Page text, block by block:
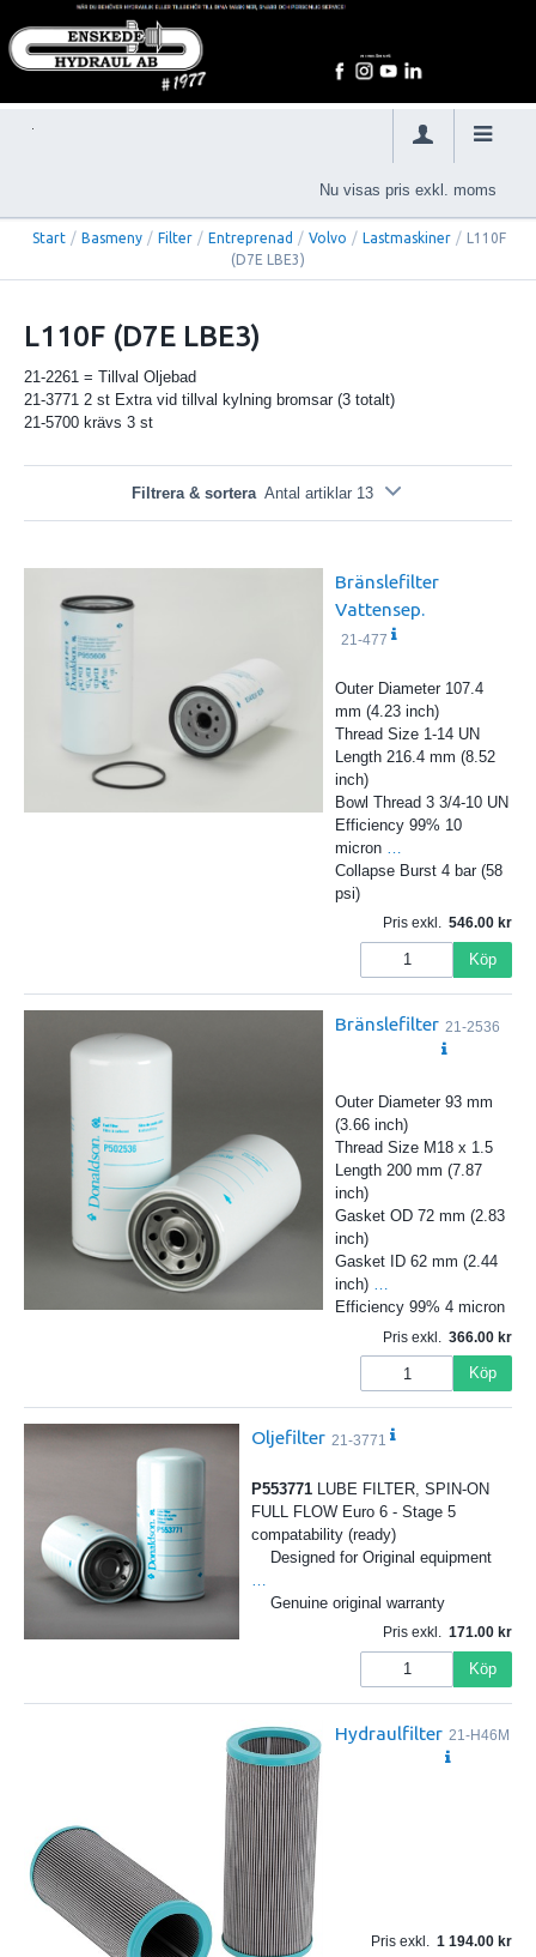
Nu visas pris exkl. moms
Start / Basmeny / Filter / Entreprenad / Volvo / Lastmaskiner /
L110F
(D7E LBE3)
L110F (D7E LBE3)
21-2261 = Tillval Oljebad
21-3771 2 st Extra vid tillval kylning bromsar (3 totalt)
21-5700 krävs 3 st
Filtrera & sortera Antal artiklar 13
Bränslefilter
Vattensep.
21-477
Outer Diameter 107.4
mm (4.23 inch)
Thread Size 1-14 UN
Length 216.4 mm (8.52
inch)
Bowl Thread 3 3/4-10 UN
Efficiency 99% 10
micron
Collapse Burst 4 bar (58
psi)
Pris exkl. 546.00
Köp
Bränslefilter 21-2536
Outer Diameter 93 mm
(3.66 inch)
Thread Size M18 x 1.5
Length 200 mm (7.87
inch)
Gasket OD 72 mm (2.83
inch)
Gasket ID 62 mm (2.44
inch) …
Efficiency 99% 4 micron
Pris exkl. 366.00
Köp
Oljefilter 21-3771
P553771LUBE FILTER, SPIN-ON
FULL FLOW Euro 6 - Stage 5
compatability (ready)
Designed for Original equipment
Genuine original warranty
Pris exkl. 171.00
Köp
Hydraulfilter 21-H46M
Pris exkl. 1 194.00